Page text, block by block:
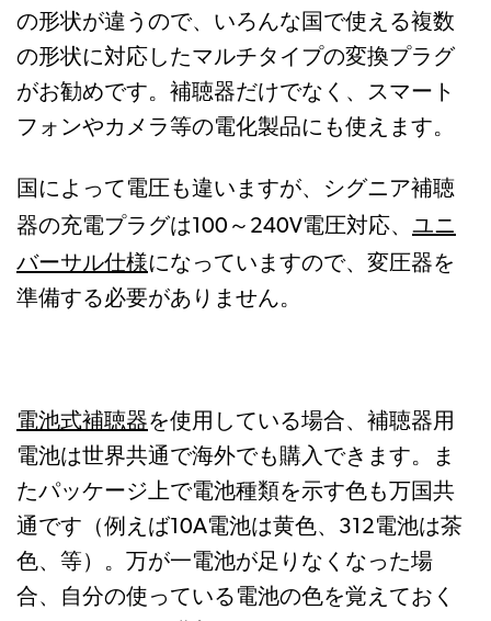
の形状が違うので、いろんな国で使える複数
の形状に対応したマルチタイプの変換プラグ
がお勧めです。補聴器だけでなく、スマート
フォンやカメラ等の電化製品にも使えます。
国によって電圧も違いますが、シグニア補聴
器の充電プラグは100～240V電圧対応、 ユニ
バーサル仕様になっていますので、変圧器を
準備する必要がありません。
電池式補聴器を使用している場合、補聴器用
電池は世界共通で海外でも購入できます。ま
たパッケージ上で電池種類を示す色も万国共
通です（例えば10A電池は黄色、312電池は茶
色、等）。万が一電池が足りなくなった場
合、自分の使っている電池の色を覚えておく